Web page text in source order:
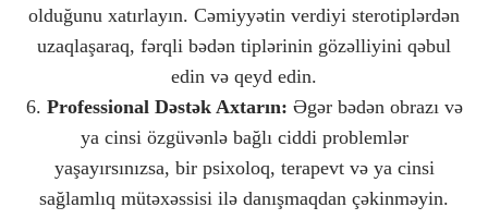
olduğunu xatırlayın. Cəmiyyətin verdiyi sterotiplərdən
uzaqlaşaraq, fərqli bədən tiplərinin gözəlliyini qəbul
edin və qeyd edin.
6. Professional Dəstək Axtarın: Əgər bədən obrazı və
ya cinsi özgüvənlə bağlı ciddi problemlər
yaşayırsınızsa, bir psixoloq, terapevt və ya cinsi
sağlamlıq mütəxəssisi ilə danışmaqdan çəkinməyin.